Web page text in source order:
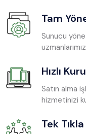
Tam
Sunucu
Hızlı
Satın alma
hizmetinizi
Tek